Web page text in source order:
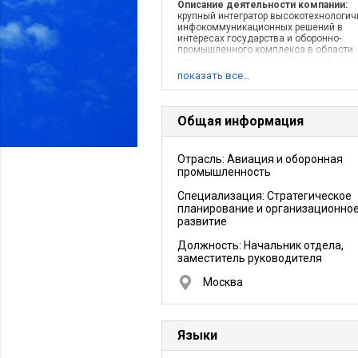
Описание деятельности компании:
крупный интегратор
инфокоммуникационных решений в
интересах государства и оборонно-
промышленного комплекса в области
федерального и регионального
показать все…
Общая информация
Отрасль: Авиация и оборонная
промышленность
Специализация: Стратегическое
планирование и организационное
развитие
Должность: Начальник отдела,
заместитель руководителя
Москва
Языки